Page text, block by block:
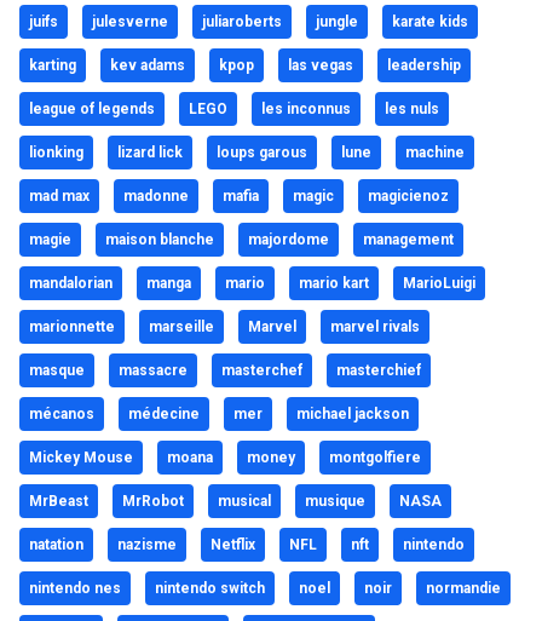
juifs julesverne juliaroberts jungle karate kids
karting kev adams kpop las vegas leadership
league of legends LEGO les inconnus les nuls
lionking lizard lick loups garous lune machine
mad max madonne mafia magic magicienoz
magie maison blanche majordome management
mandalorian manga mario mario kart MarioLuigi
marionnette marseille Marvel marvel rivals
masque massacre masterchef masterchief
mécanos médecine mer michael jackson
Mickey Mouse moana money montgolfiere
MrBeast MrRobot musical musique NASA
natation nazisme Netflix NFL nft nintendo
nintendo nes nintendo switch noel noir normandie